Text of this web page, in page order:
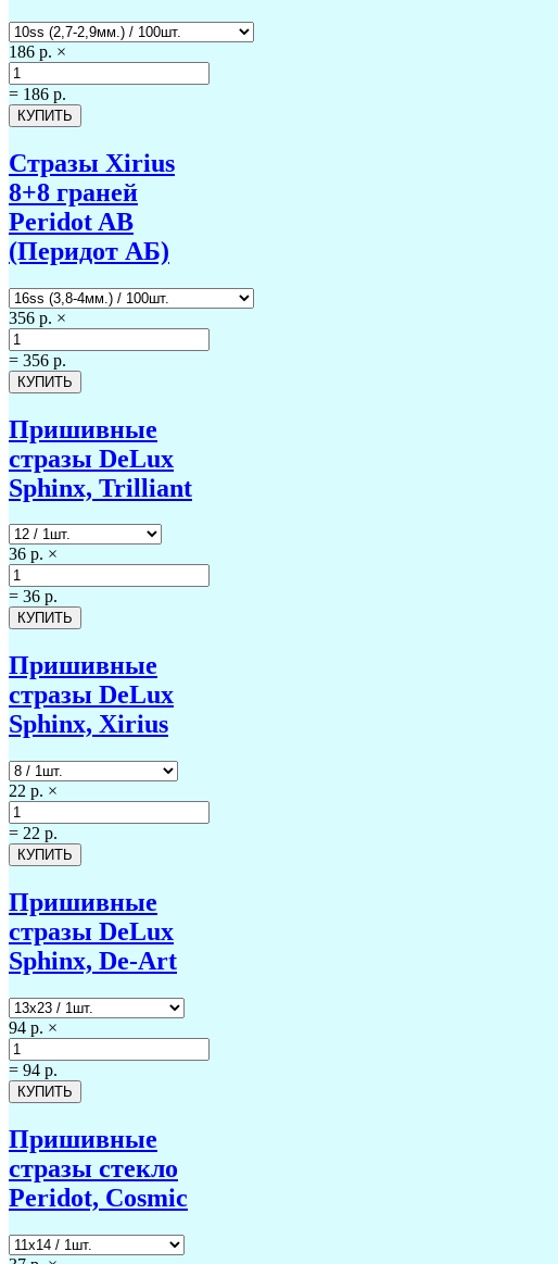
186 р. ×
= 186 р.
Стразы Xirius
8+8 граней
Peridot AB
(Перидот АБ)
356 р. ×
= 356 р.
Пришивные
стразы DeLux
Sphinx, Trilliant
36 р. ×
= 36 р.
Пришивные
стразы DeLux
Sphinx, Xirius
22 р. ×
= 22 р.
Пришивные
стразы DeLux
Sphinx, De-Art
94 р. ×
= 94 р.
Пришивные
стразы стекло
Peridot, Cosmic